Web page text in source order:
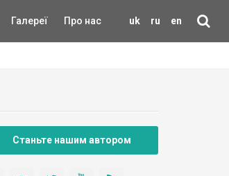
uk ru en
Галереї Про нас
Станьте нашим автором